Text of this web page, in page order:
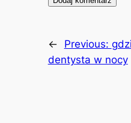
← Previous:
dentysta w nocy